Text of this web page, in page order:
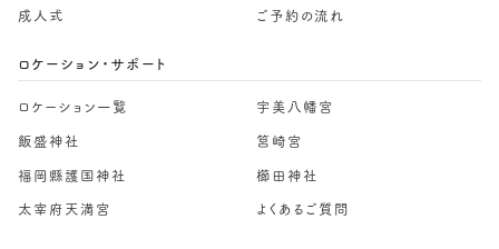
成人式 ご予約の流れ
ロケーション・サポート
ロケーション一覧 宇美八幡宮
飯盛神社 筥崎宮
福岡縣護国神社 櫛田神社
太宰府天満宮 よくあるご質問